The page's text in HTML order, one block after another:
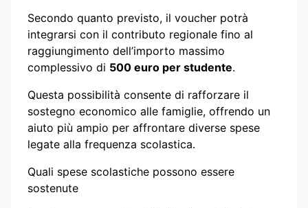
Secondo quanto previsto, il voucher potrà
integrarsi con il contributo regionale fino al
raggiungimento dell’importo massimo
complessivo di 500 euro per studente.
Questa possibilità consente di rafforzare il
sostegno economico alle famiglie, offrendo un
aiuto più ampio per affrontare diverse spese
legate alla frequenza scolastica.
Quali spese scolastiche possono essere
sostenute